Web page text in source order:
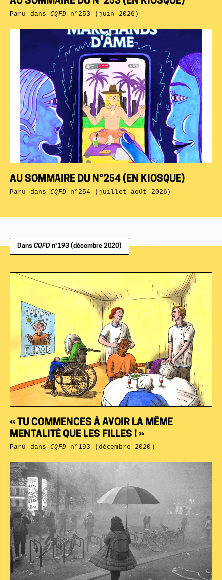
AU SOMMAIRE DU N°254 (EN KIOSQUE)
Paru dansCQFDn°254 (juillet-août 2026)
Paru dansCQFDn°253 (juin 2026)
Dans CQFD n°193 (décembre 2020)
« TU COMMENCES À AVOIR LA MÊME
MENTALITÉ QUE LES FILLES ! »
Paru dansCQFDn°193 (décembre 2020)